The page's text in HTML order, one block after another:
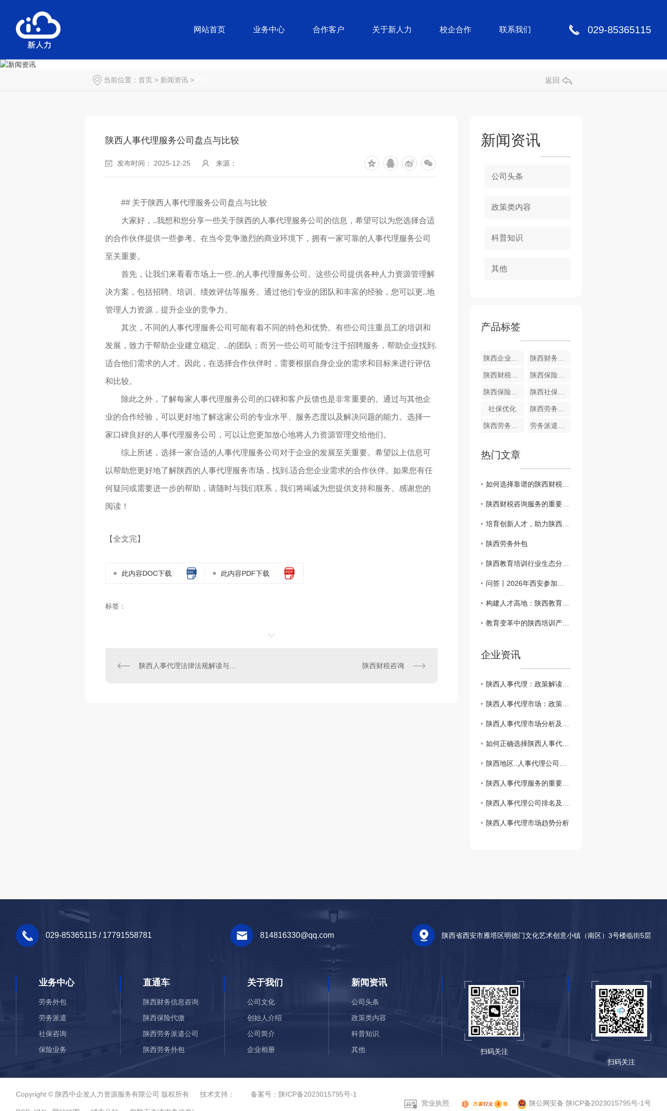
网站首页 业务中心 合作客户 关于新人力 校企合作 联系我们 029-85365115
当前位置： 首页 > 新闻资讯 > 返回
陕西人事代理服务公司盘点与比较
发布时间： 2025-12-25 来源：
## 关于陕西人事代理服务公司盘点与比较
大家好，..我想和您分享一些关于陕西的人事代理服务公司的信息，希望可以为您选择合适
的合作伙伴提供一些参考。在当今竞争激烈的商业环境下，拥有一家可靠的人事代理服务公司
至关重要。
首先，让我们来看看市场上一些..的人事代理服务公司。这些公司提供各种人力资源管理解
决方案，包括招聘、培训、绩效评估等服务。通过他们专业的团队和丰富的经验，您可以更..地
管理人力资源，提升企业的竞争力。
其次，不同的人事代理服务公司可能有着不同的特色和优势。有些公司注重员工的培训和
发展，致力于帮助企业建立稳定、..的团队；而另一些公司可能专注于招聘服务，帮助企业找到.
适合他们需求的人才。因此，在选择合作伙伴时，需要根据自身企业的需求和目标来进行评估
和比较。
除此之外，了解每家人事代理服务公司的口碑和客户反馈也是非常重要的。通过与其他企
业的合作经验，可以更好地了解这家公司的专业水平、服务态度以及解决问题的能力。选择一
家口碑良好的人事代理服务公司，可以让您更加放心地将人力资源管理交给他们。
综上所述，选择一家合适的人事代理服务公司对于企业的发展至关重要。希望以上信息可
以帮助您更好地了解陕西的人事代理服务市场，找到.适合您企业需求的合作伙伴。如果您有任
何疑问或需要进一步的帮助，请随时与我们联系，我们将竭诚为您提供支持和服务。感谢您的
阅读！
【全文完】
此内容DOC下载 此内容PDF下载
标签：
陕西人事代理法律法规解读与合规指南 陕西财税咨询
新闻资讯
公司头条
政策类内容
科普知识
其他
产品标签
陕西企业管理 陕西财务咨询
陕西财税咨询 陕西保险代缴公司
陕西保险代缴 陕西社保优化
社保优化 陕西劳务派遣
陕西劳务派遣的形式 劳务派遣的优势
热门文章
如何选择靠谱的陕西财税咨询公司
陕西财税咨询服务的重要性和作用
培育创新人才，助力陕西教育培训新起点
陕西劳务外包
陕西教育培训行业生态分析及发展策略
问答丨2026年西安参加免 费 职业技能培训有何条件？
构建人才高地：陕西教育培训的路径探索
教育变革中的陕西培训产业：机遇与挑战
企业资讯
陕西人事代理：政策解读与实践指南
陕西人事代理市场：政策驱动下的高质量发展与创新实践！
陕西人事代理市场分析及发展趋势
如何正确选择陕西人事代理公司，避免用工风险
陕西地区..人事代理公司盘点，助力企业招聘管理
陕西人事代理服务的重要性及如何选择合适的机构
陕西人事代理公司排名及比较
陕西人事代理市场趋势分析
029-85365115 / 17791558781 814816330@qq.com 陕西省西安市雁塔区明德门文化艺术创意小镇（南区）3号楼临街5层
业务中心
劳务外包
劳务派遣
社保咨询
保险业务
直通车
陕西财务信息咨询
陕西保险代缴
陕西劳务派遣公司
陕西劳务外包
关于我们
公司文化
创始人介绍
公司简介
企业相册
新闻资讯
公司头条
政策类内容
科普知识
其他
扫码关注
扫码关注
Copyright © 陕西中企发人力资源服务有限公司 版权所有 技术支持： 备案号： 陕ICP备2023015795号-1
营业执照 陕公网安备 陕ICP备2023015795号-1号